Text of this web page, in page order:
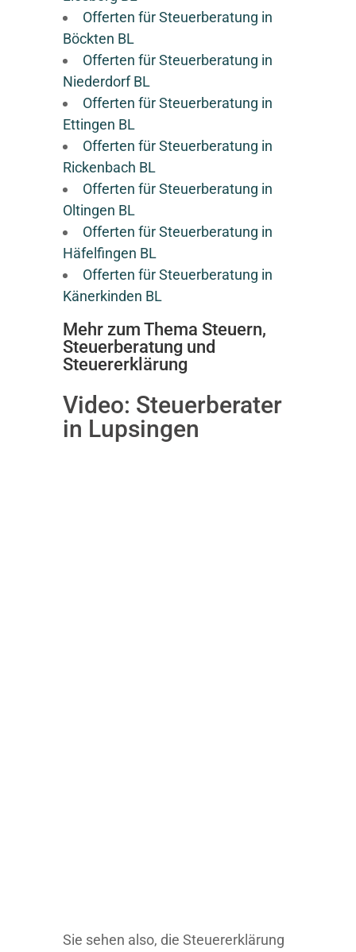
Offerten für Steuerberatung in
Böckten BL
Offerten für Steuerberatung in
Niederdorf BL
Offerten für Steuerberatung in
Ettingen BL
Offerten für Steuerberatung in
Rickenbach BL
Offerten für Steuerberatung in
Oltingen BL
Offerten für Steuerberatung in
Häfelfingen BL
Offerten für Steuerberatung in
Känerkinden BL
Mehr zum Thema Steuern,
Steuerberatung und
Steuererklärung
Video: Steuerberater
in Lupsingen
Sie sehen also, die Steuererklärung